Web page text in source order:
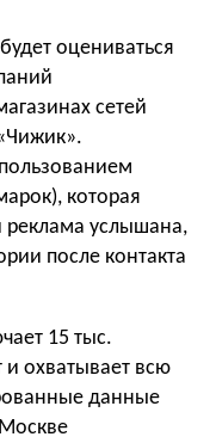
оцениваться
сетей
которая
реклама услышана,
после контакта
15 тыс.
и охватывает всю
данные